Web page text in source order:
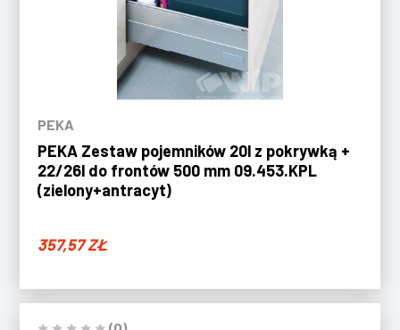
PEKA
PEKA Zestaw pojemników 20l z pokrywką +
22/26l do frontów 500 mm 09.453.KPL
(zielony+antracyt)
357,57ZŁ